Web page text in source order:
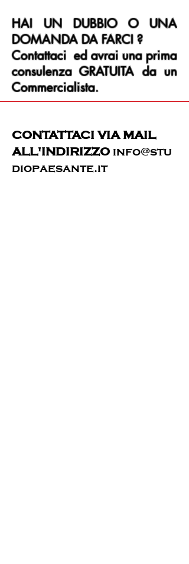
HAI UN DUBBIO O UNA
DOMANDA DA FARCI ?
Contattaci ed avrai una prima
consulenza GRATUITA da un
Commercialista.
CONTATTACI VIA MAIL
ALL'INDIRIZZO info@stu
diopaesante.it